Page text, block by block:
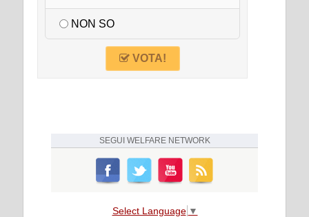
NON SO
VOTA!
SEGUI WELFARE NETWORK
Select Language ▼